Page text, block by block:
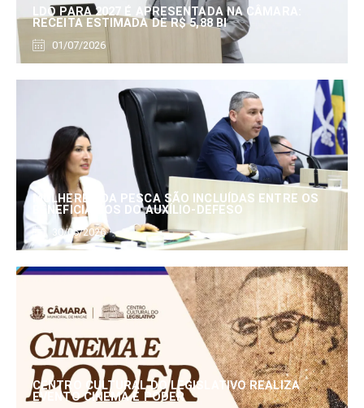
LDO PARA 2027 É APRESENTADA NA CÂMARA:
RECEITA ESTIMADA DE R$ 5,88 BI
01/07/2026
MULHERES DA PESCA SÃO INCLUÍDAS ENTRE OS
BENEFICIÁRIOS DO AUXÍLIO-DEFESO
30/06/2026
CENTRO CULTURAL DO LEGISLATIVO REALIZA
EVENTO CINEMA E PODER